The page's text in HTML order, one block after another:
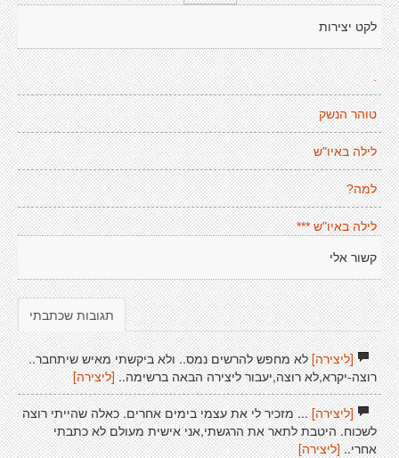
לקט יצירות
.
טוהר הנשק
לילה באיו"ש
למה?
לילה באיו"ש ***
קשור אלי
תגובות שכתבתי
[ליצירה]לא מחפש להרשים נמס.. ולא ביקשתי מאיש שיתחבר..
רוצה-יקרא,לא רוצה,יעבור ליצירה הבאה ברשימה..[ליצירה]
[ליצירה]... מזכיר לי את עצמי בימים אחרים. כאלה שהייתי רוצה
לשכוח. היטבת לתאר את הרגשתי,אני אישית מעולם לא כתבתי
אחרי..[ליצירה]